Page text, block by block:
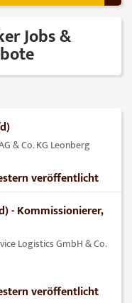
Jobs &
& Co. KG Leonberg
veröffentlicht
- Kommissionierer,
Logistics GmbH & Co.
veröffentlicht